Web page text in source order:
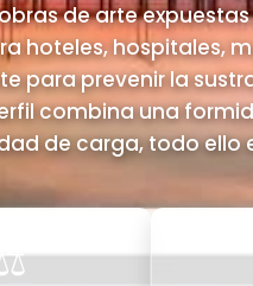
de arte
hoteles, hospitales,
para prevenir la
combina una
de carga, todo ello